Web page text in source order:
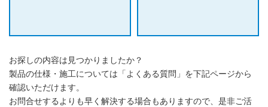
お探しの内容は見つかりましたか？
製品の仕様・施工については「よくある質問」を下記ページから
確認いただけます。
お問合せするよりも早く解決する場合もありますので、是非ご活